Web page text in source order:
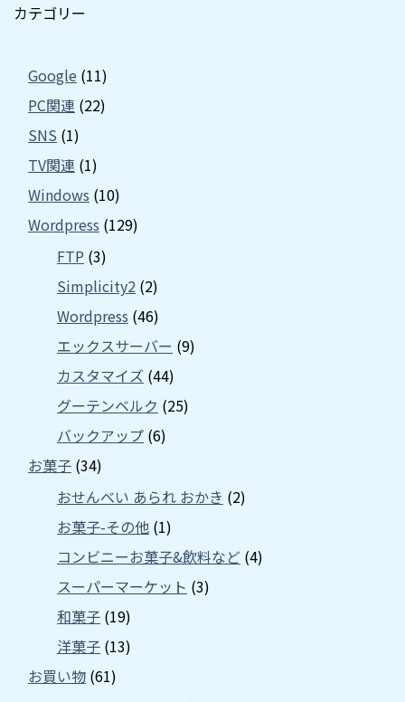
カテゴリー
Google (11)
PC関連 (22)
SNS (1)
TV関連 (1)
Windows (10)
Wordpress (129)
FTP (3)
Simplicity2 (2)
Wordpress (46)
エックスサーバー (9)
カスタマイズ (44)
グーテンベルク (25)
バックアップ (6)
お菓子 (34)
おせんべい あられ おかき (2)
お菓子-その他 (1)
コンビニーお菓子&飲料など (4)
スーパーマーケット (3)
和菓子 (19)
洋菓子 (13)
お買い物 (61)